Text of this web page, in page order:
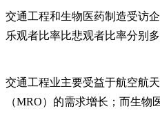
交通工程和生物医药制造受访
乐观者比率比悲观者比率分别
交通工程业主要受益于航空航
（MRO）的需求增长；而生物